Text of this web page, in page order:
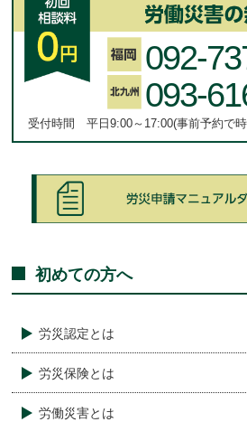
092-
093-
受付時間 平日9:00～17:00(事前予約で
初めての方へ
労災認定とは
労災保険とは
労働災害とは